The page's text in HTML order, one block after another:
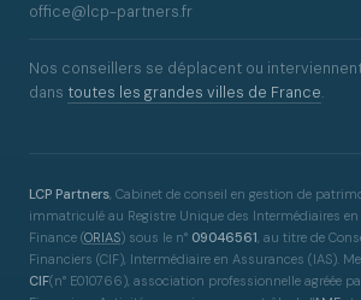
office@lcp-partners.fr
Nos conseillers se déplacent ou
dans toutes les grandes villes de France.
LCP Partners , Cabinet de conseil en gestion de
immatriculé au Registre Unique des Intermédiaires en
Finance (ORIAS) sous le n° 09046561 , au titre de
Financiers (CIF), Intermédiaire en Assurances (IAS).
CIF(n° E010766), association professionnelle agréée